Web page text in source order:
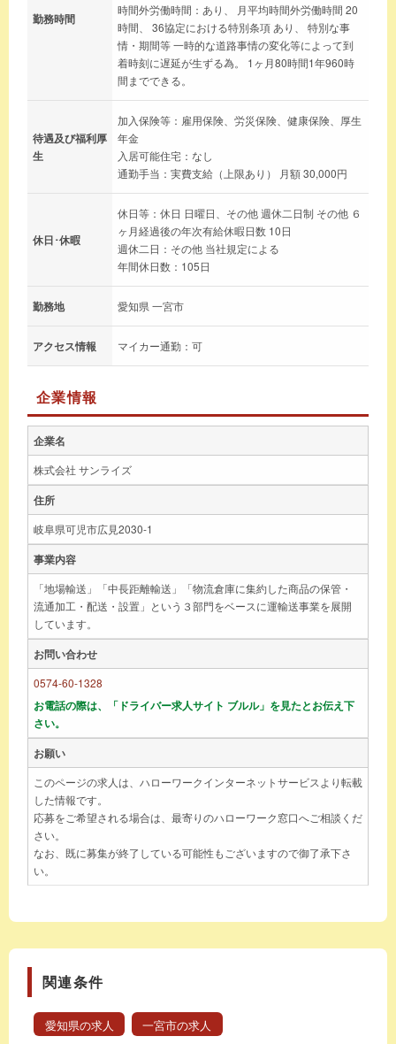
勤務時間
時間外労働時間：あり、 月平均時間外労働時間 20
時間、 36協定における特別条項 あり、 特別な事
情・期間等 一時的な道路事情の変化等によって到
着時刻に遅延が生ずる為。 1ヶ月80時間1年960時
間までできる。
待遇及び福利厚
生
加入保険等：雇用保険、労災保険、健康保険、厚生
年金
入居可能住宅：なし
通勤手当：実費支給（上限あり） 月額 30,000円
休日･休暇
休日等：休日 日曜日、その他 週休二日制 その他 ６
ヶ月経過後の年次有給休暇日数 10日
週休二日：その他 当社規定による
年間休日数：105日
勤務地 愛知県 一宮市
アクセス情報 マイカー通勤：可
企業情報
企業名
株式会社 サンライズ
住所
岐阜県可児市広見2030-1
事業内容
「地場輸送」「中長距離輸送」「物流倉庫に集約した商品の保管・
流通加工・配送・設置」という３部門をベースに運輸送事業を展開
しています。
お問い合わせ
0574-60-1328
お電話の際は、「ドライバー求人サイト ブルル」を見たとお伝え下
さい。
お願い
このページの求人は、ハローワークインターネットサービスより転載
した情報です。
応募をご希望される場合は、最寄りのハローワーク窓口へご相談くだ
さい。
なお、既に募集が終了している可能性もございますので御了承下さ
い。
関連条件
愛知県の求人 一宮市の求人